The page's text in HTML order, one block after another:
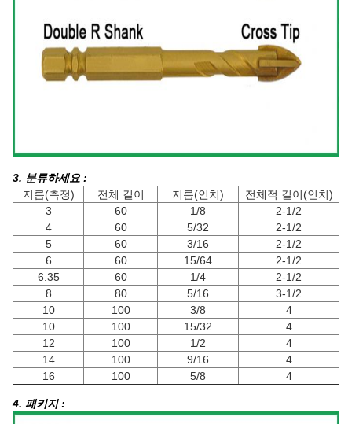
3. 분류하세요 :
지름(측정)
전체 길이 지름(인치)
전체적 길이(인치)
3
60 1/8
2-1/2
4
60 5/32
2-1/2
5
60 3/16
2-1/2
6
60 15/64
2-1/2
6.35
60 1/4
2-1/2
8
80 5/16
3-1/2
10
100 3/8
4
10
100 15/32
4
12
100 1/2
4
14
100 9/16
4
16
100 5/8 4
4. 패키지 :